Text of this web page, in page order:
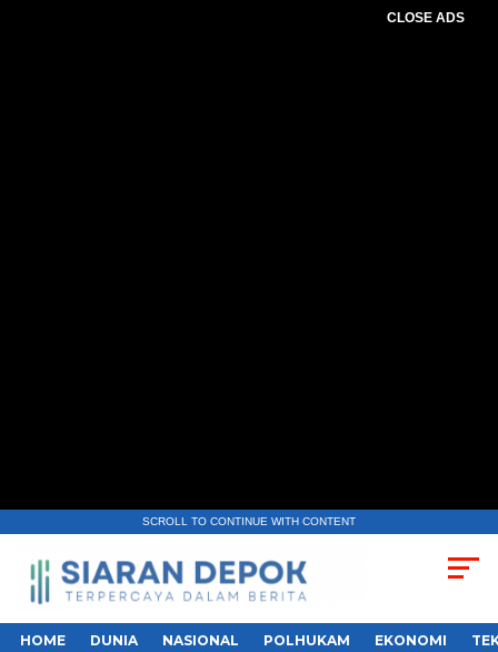
CLOSE ADS
SCROLL TO CONTINUE WITH CONTENT
HOME DUNIA NASIONAL POLHUKAM EKONOMI